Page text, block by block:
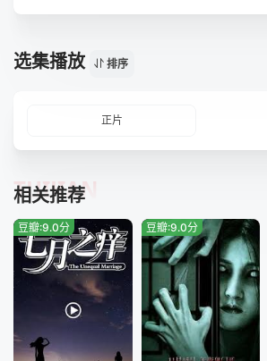
选集播放 排序
正片
相关推荐
TUIJIAN
豆瓣:9.0分 豆瓣:9.0分